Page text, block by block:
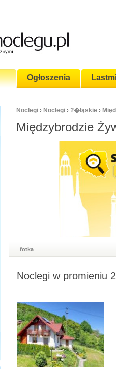
Ogłoszenia
Noclegi › Noclegi › ?�ląskie ›
Międzybrodzie
fotka
Noclegi w promieniu